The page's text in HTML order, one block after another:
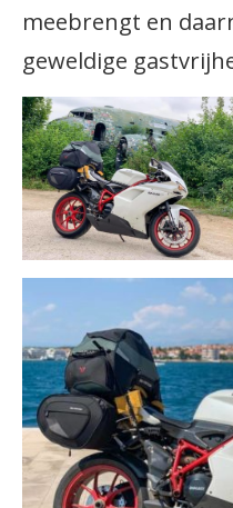
meebrengt en
geweldige